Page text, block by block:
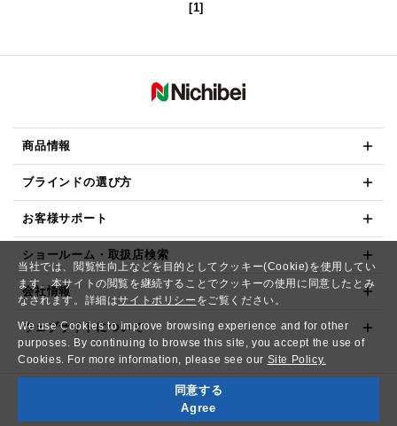
当社では、閲覧性向上などを目的としてクッキー(Cookie)を使用してい
ます。本サイトの閲覧を継続することでクッキーの使用に同意したとみ
なされます。詳細はサイトポリシー をご覧ください。
We use Cookies to improve browsing experience and for other
purposes. By continuing to browse this site, you accept the use of
Cookies. For more information, please see our Site Policy.
同意する
Agree
[1]
商品情報
ブラインドの選び方
お客様サポート
ショールーム・取扱店検索
会社情報
ウェブサイトについて
Copyright© NICHIBEI CO.,LTD. All Rights Reserved.